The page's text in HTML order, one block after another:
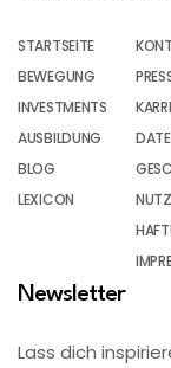
STARTSEITE
BEWEGUNG
INVESTMENTS
AUSBILDUNG
BLOG
LEXICON
Newsletter
Lass dich